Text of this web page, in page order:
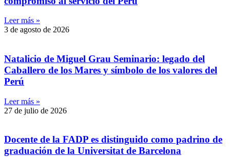
Leer más »
3 de agosto de 2026
Natalicio de Miguel Grau Seminario: legado del
Caballero de los Mares y símbolo de los valores del
Perú
Leer más »
27 de julio de 2026
Docente de la FADP es distinguido como padrino de
graduación de la Universitat de Barcelona